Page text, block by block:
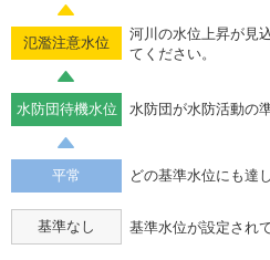
氾濫注意水位
河川の水位上昇が見
てください。
水防団待機水位 水防団が水防活動の
平常 どの基準水位にも達
基準なし 基準水位が設定され